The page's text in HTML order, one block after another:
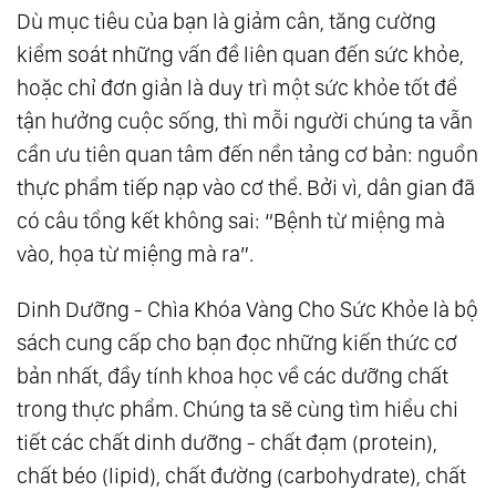
Dù mục tiêu của bạn là giảm cân, tăng cường
kiểm soát những vấn đề liên quan đến sức khỏe,
hoặc chỉ đơn giản là duy trì một sức khỏe tốt để
tận hưởng cuộc sống, thì mỗi người chúng ta vẫn
cần ưu tiên quan tâm đến nền tảng cơ bản: nguồn
thực phẩm tiếp nạp vào cơ thể. Bởi vì, dân gian đã
có câu tổng kết không sai: “Bệnh từ miệng mà
vào, họa từ miệng mà ra”.
Dinh Dưỡng - Chìa Khóa Vàng Cho Sức Khỏe là bộ
sách cung cấp cho bạn đọc những kiến thức cơ
bản nhất, đầy tính khoa học về các dưỡng chất
trong thực phẩm. Chúng ta sẽ cùng tìm hiểu chi
tiết các chất dinh dưỡng - chất đạm (protein),
chất béo (lipid), chất đường (carbohydrate), chất